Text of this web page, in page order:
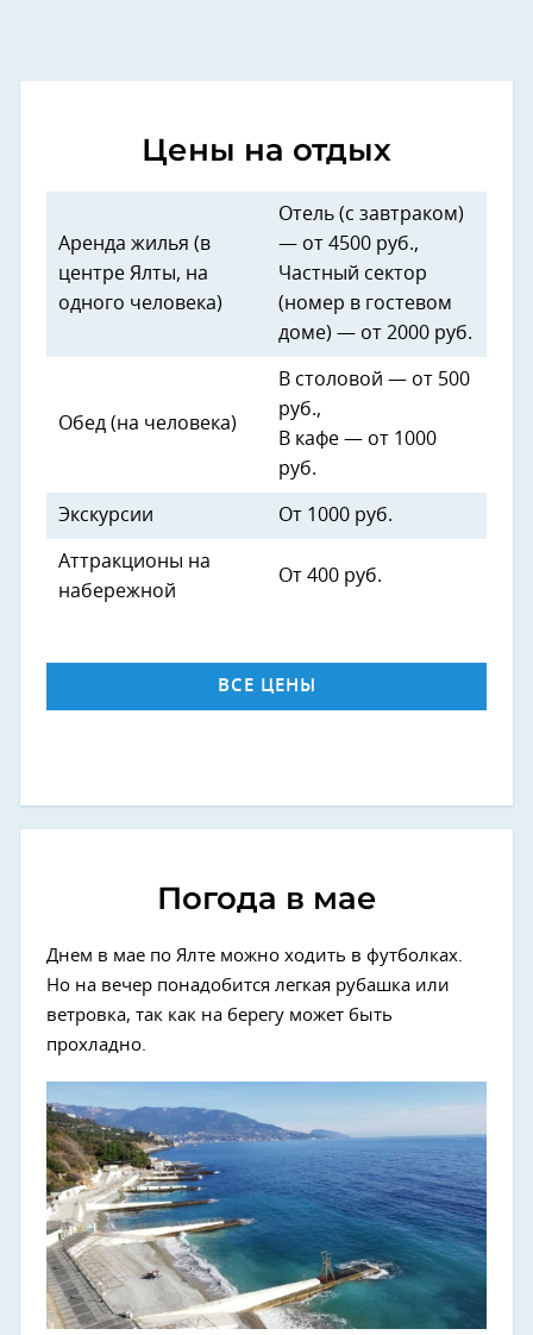
Цены на отдых
Аренда жилья (в
центре Ялты, на
одного человека)
Отель (с завтраком)
— от 4500 руб.,
Частный сектор
(номер в гостевом
доме) — от 2000 руб.
Обед (на человека)
В столовой — от 500
руб.,
В кафе — от 1000
руб.
Экскурсии От 1000 руб.
Аттракционы на
набережной
От 400 руб.
ВСЕ ЦЕНЫ
Погода в мае
Днем в мае по Ялте можно ходить в футболках.
Но на вечер понадобится легкая рубашка или
ветровка, так как на берегу может быть
прохладно.